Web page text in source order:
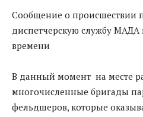
Сообщение о происшествии
диспетчерскую службу МАДА
времени
В данный момент на месте
многочисленные бригады
фельдшеров, которые